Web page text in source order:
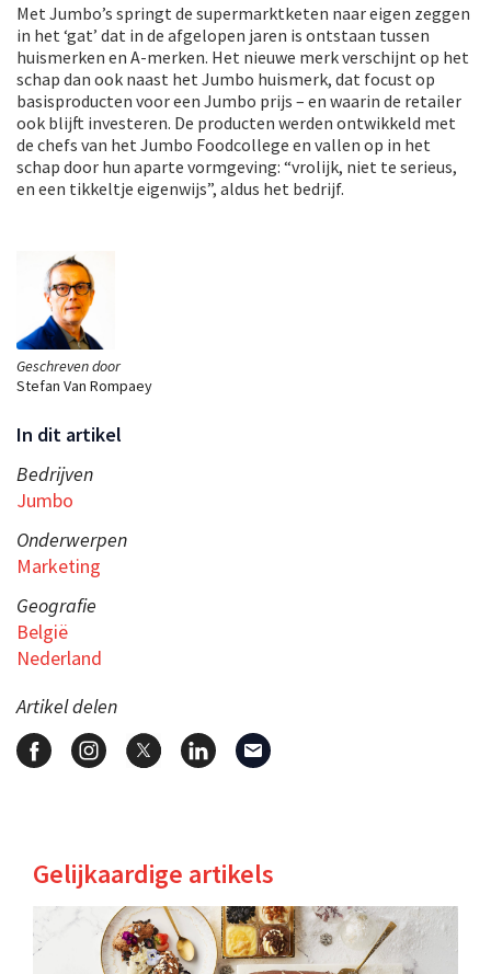
Geschreven door
Stefan Van Rompaey
In dit artikel
Bedrijven
Jumbo
Onderwerpen
Marketing
Geografie
België
Nederland
Artikel delen
Met Jumbo’s springt de supermarktketen naar eigen zeggen
in het ‘gat’ dat in de afgelopen jaren is ontstaan tussen
huismerken en A-merken. Het nieuwe merk verschijnt op het
schap dan ook naast het Jumbo huismerk, dat focust op
basisproducten voor een Jumbo prijs – en waarin de retailer
ook blijft investeren. De producten werden ontwikkeld met
de chefs van het Jumbo Foodcollege en vallen op in het
schap door hun aparte vormgeving: “vrolijk, niet te serieus,
en een tikkeltje eigenwijs”, aldus het bedrijf.
Gelijkaardige artikels